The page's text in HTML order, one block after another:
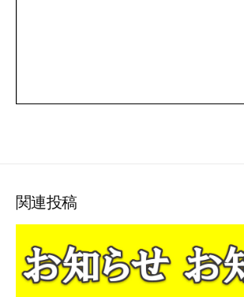
関連投稿